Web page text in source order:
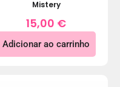
Mistery
15,00 €
Adicionar ao carrinho